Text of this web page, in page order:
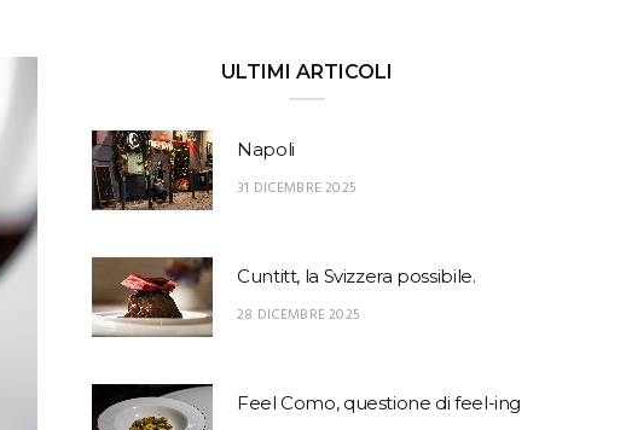
ULTIMI ARTICOLI
Napoli
31 DICEMBRE 2025
Cuntitt, la Svizzera possibile.
28 DICEMBRE 2025
Feel Como, questione di feel-ing